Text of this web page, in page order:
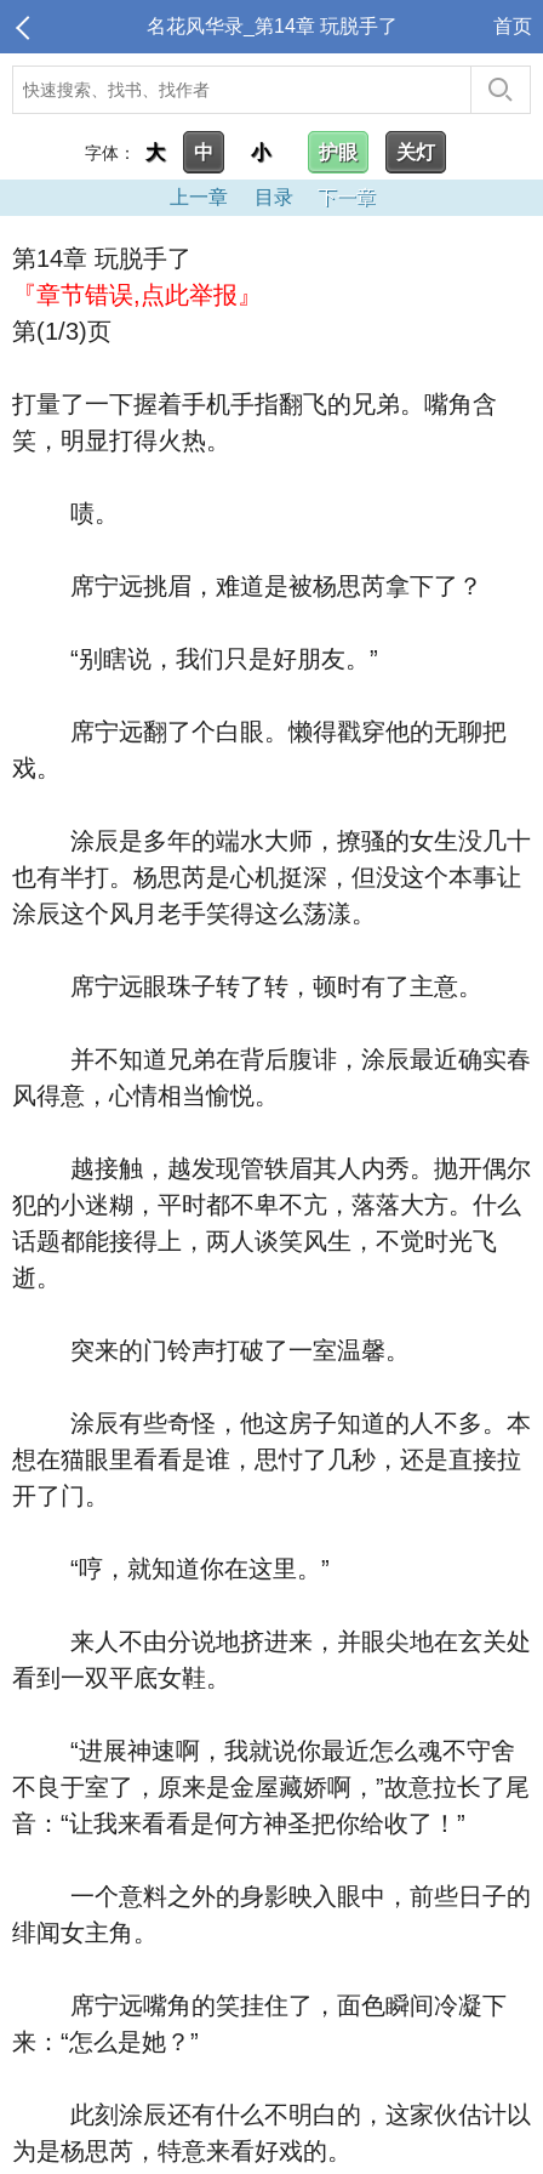
名花风华录_第14章 玩脱手了 首页
字体： 大 中 小 护眼 关灯
上一章 目录 下一章
第14章 玩脱手了
『章节错误,点此举报』
第(1/3)页
打量了一下握着手机手指翻飞的兄弟。嘴角含
笑，明显打得火热。
啧。
席宁远挑眉，难道是被杨思芮拿下了？
“别瞎说，我们只是好朋友。”
席宁远翻了个白眼。懒得戳穿他的无聊把
戏。
涂辰是多年的端水大师，撩骚的女生没几十
也有半打。杨思芮是心机挺深，但没这个本事让
涂辰这个风月老手笑得这么荡漾。
席宁远眼珠子转了转，顿时有了主意。
并不知道兄弟在背后腹诽，涂辰最近确实春
风得意，心情相当愉悦。
越接触，越发现管轶眉其人内秀。抛开偶尔
犯的小迷糊，平时都不卑不亢，落落大方。什么
话题都能接得上，两人谈笑风生，不觉时光飞
逝。
突来的门铃声打破了一室温馨。
涂辰有些奇怪，他这房子知道的人不多。本
想在猫眼里看看是谁，思忖了几秒，还是直接拉
开了门。
“哼，就知道你在这里。”
来人不由分说地挤进来，并眼尖地在玄关处
看到一双平底女鞋。
“进展神速啊，我就说你最近怎么魂不守舍
不良于室了，原来是金屋藏娇啊，”故意拉长了尾
音：“让我来看看是何方神圣把你给收了！”
一个意料之外的身影映入眼中，前些日子的
绯闻女主角。
席宁远嘴角的笑挂住了，面色瞬间冷凝下
来：“怎么是她？”
此刻涂辰还有什么不明白的，这家伙估计以
为是杨思芮，特意来看好戏的。